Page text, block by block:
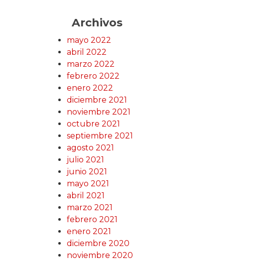
Archivos
mayo 2022
abril 2022
marzo 2022
febrero 2022
enero 2022
diciembre 2021
noviembre 2021
octubre 2021
septiembre 2021
agosto 2021
julio 2021
junio 2021
mayo 2021
abril 2021
marzo 2021
febrero 2021
enero 2021
diciembre 2020
noviembre 2020